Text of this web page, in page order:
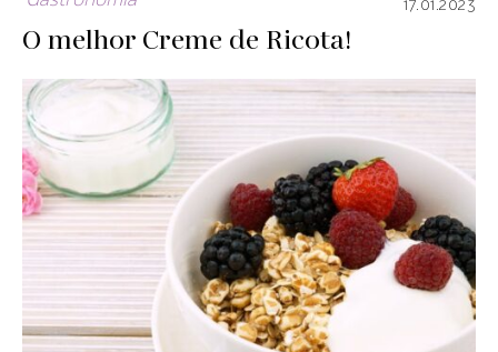
17.01.2023
O melhor Creme de Ricota!